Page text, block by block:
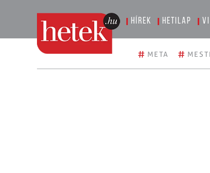
Hírek Hetilap
# META #